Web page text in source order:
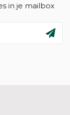
in je mailbox